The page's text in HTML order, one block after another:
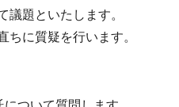
題といたします。
に質疑を行います。